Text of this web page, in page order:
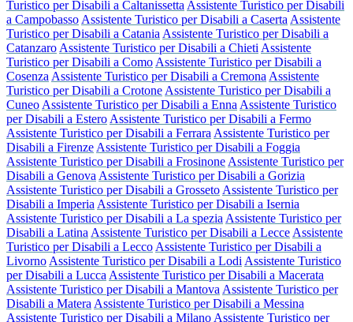
Turistico per Disabili a Caltanissetta Assistente Turistico per Disabili
a Campobasso Assistente Turistico per Disabili a Caserta Assistente
Turistico per Disabili a Catania Assistente Turistico per Disabili a
Catanzaro Assistente Turistico per Disabili a Chieti Assistente
Turistico per Disabili a Como Assistente Turistico per Disabili a
Cosenza Assistente Turistico per Disabili a Cremona Assistente
Turistico per Disabili a Crotone Assistente Turistico per Disabili a
Cuneo Assistente Turistico per Disabili a Enna Assistente Turistico
per Disabili a Estero Assistente Turistico per Disabili a Fermo
Assistente Turistico per Disabili a Ferrara Assistente Turistico per
Disabili a Firenze Assistente Turistico per Disabili a Foggia
Assistente Turistico per Disabili a Frosinone Assistente Turistico per
Disabili a Genova Assistente Turistico per Disabili a Gorizia
Assistente Turistico per Disabili a Grosseto Assistente Turistico per
Disabili a Imperia Assistente Turistico per Disabili a Isernia
Assistente Turistico per Disabili a La spezia Assistente Turistico per
Disabili a Latina Assistente Turistico per Disabili a Lecce Assistente
Turistico per Disabili a Lecco Assistente Turistico per Disabili a
Livorno Assistente Turistico per Disabili a Lodi Assistente Turistico
per Disabili a Lucca Assistente Turistico per Disabili a Macerata
Assistente Turistico per Disabili a Mantova Assistente Turistico per
Disabili a Matera Assistente Turistico per Disabili a Messina
Assistente Turistico per Disabili a Milano Assistente Turistico per